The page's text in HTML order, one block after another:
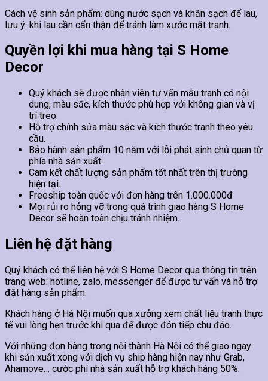
Cách vệ sinh sản phẩm: dùng nước sạch và khăn sạch để lau,
lưu ý: khi lau cần cẩn thận để tránh làm xước mặt tranh.
Quyền lợi khi mua hàng tại S Home
Decor
Quý khách sẽ được nhân viên tư vấn mẫu tranh có nội
dung, màu sắc, kích thước phù hợp với không gian và vị
trí treo.
Hỗ trợ chỉnh sửa màu sắc và kích thước tranh theo yêu
cầu.
Bảo hành sản phẩm 10 năm với lỗi phát sinh chủ quan từ
phía nhà sản xuất.
Cam kết chất lượng sản phẩm tốt nhất trên thị trường
hiện tại.
Freeship toàn quốc với đơn hàng trên 1.000.000đ
Mọi rủi ro hỏng vỡ trong quá trình giao hàng S Home
Decor sẽ hoàn toàn chịu tránh nhiệm.
Liên hệ đặt hàng
Quý khách có thể liên hệ với S Home Decor qua thông tin trên
trang web: hotline, zalo, messenger để được tư vấn và hỗ trợ
đặt hàng sản phẩm.
Khách hàng ở Hà Nội muốn qua xưởng xem chất liệu tranh thực
tế vui lòng hẹn trước khi qua để được đón tiếp chu đáo.
Với những đơn hàng trong nội thành Hà Nội có thể giao ngay
khi sản xuất xong với dịch vụ ship hàng hiện nay như Grab,
Ahamove… cước phí nhà sản xuất hỗ trợ khách hàng 50%.